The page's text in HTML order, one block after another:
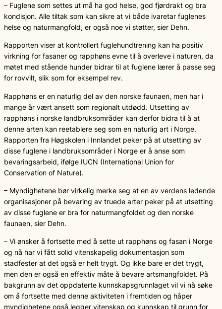
– Fuglene som settes ut må ha god helse, god fjørdrakt og bra
kondisjon. Alle tiltak som kan sikre at vi både ivaretar fuglenes
helse og naturmangfold, er også noe vi støtter, sier Dehn.
Rapporten viser at kontrollert fuglehundtrening kan ha positiv
virkning for fasaner og rapphøns evne til å overleve i naturen, da
møtet med stående hunder bidrar til at fuglene lærer å passe seg
for rovvilt, slik som for eksempel rev.
Rapphøns er en naturlig del av den norske faunaen, men har i
mange år vært ansett som regionalt utdødd. Utsetting av
rapphøns i norske landbruksområder kan derfor bidra til å at
denne arten kan reetablere seg som en naturlig art i Norge.
Rapporten fra Høgskolen i Innlandet peker på at utsetting av
disse fuglene i landbruksområder i Norge er å anse som
bevaringsarbeid, ifølge IUCN (International Union for
Conservation of Nature).
– Myndighetene bør virkelig merke seg at en av verdens ledende
organisasjoner på bevaring av truede arter peker på at utsetting
av disse fuglene er bra for naturmangfoldet og den norske
faunaen, sier Dehn.
– Vi ønsker å fortsette med å sette ut rapphøns og fasan i Norge
og nå har vi fått solid vitenskapelig dokumentasjon som
stadfester at det også er helt trygt. Og ikke bare er det trygt,
men den er også en effektiv måte å bevare artsmangfoldet. På
bakgrunn av det oppdaterte kunnskapsgrunnlaget vil vi nå søke
om å fortsette med denne aktiviteten i fremtiden og håper
myndighetene også legger vitenskap og kunnskap til grunn for